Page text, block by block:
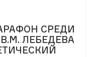
СРЕДИ
ЛЕБЕДЕВА